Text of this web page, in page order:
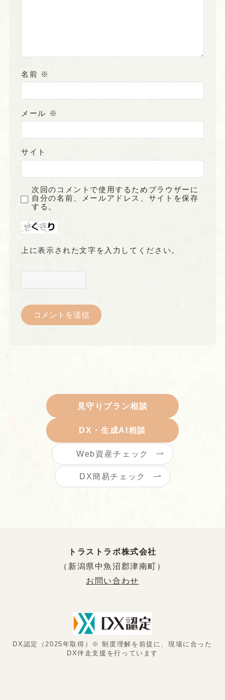
名前 ※
メール ※
サイト
次回のコメントで使用するためブラウザーに
自分の名前、メールアドレス、サイトを保存
する。
上に表示された文字を入力してください。
見守りプラン相談
DX・生成AI相談
Web資産チェック
DX簡易チェック
トラストラボ株式会社
（新潟県中魚沼郡津南町）
お問い合わせ
DX認定（2025年取得）※ 制度理解を前提に、現場に合った
DX伴走支援を行っています